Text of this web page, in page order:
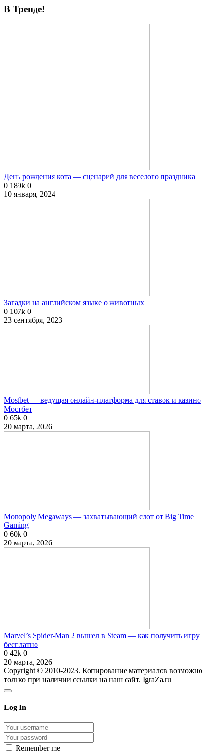
В Тренде!
День рождения кота — сценарий для веселого праздника
0 189k 0
10 января, 2024
Загадки на английском языке о животных
0 107k 0
23 сентября, 2023
Mostbet — ведущая онлайн-платформа для ставок и казино
Мостбет
0 65k 0
20 марта, 2026
Monopoly Megaways — захватывающий слот от Big Time
Gaming
0 60k 0
20 марта, 2026
Marvel’s Spider-Man 2 вышел в Steam — как получить игру
бесплатно
0 42k 0
20 марта, 2026
Copyright © 2010-2023. Копирование материалов возможно
только при наличии ссылки на наш сайт. IgraZa.ru
Log In
Remember me